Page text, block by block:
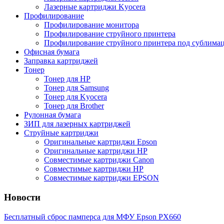
Лазерные картриджи Kyocera
Профилирование
Профилирование монитора
Профилирование струйного принтера
Профилирование струйного принтера под
Офисная бумага
Заправка картриджей
Тонер
Тонер для НР
Тонер для Samsung
Тонер для Kyocera
Тонер для Brother
Рулонная бумага
ЗИП для лазерных картриджей
Струйные картриджи
Оригинальные картриджи Epson
Оригинальные картриджи НР
Cовместимые картриджи Canon
Cовместимые картриджи HP
Cовместимые картриджи EPSON
Новости
Бесплатный сброс памперса для МФУ Epson PX660